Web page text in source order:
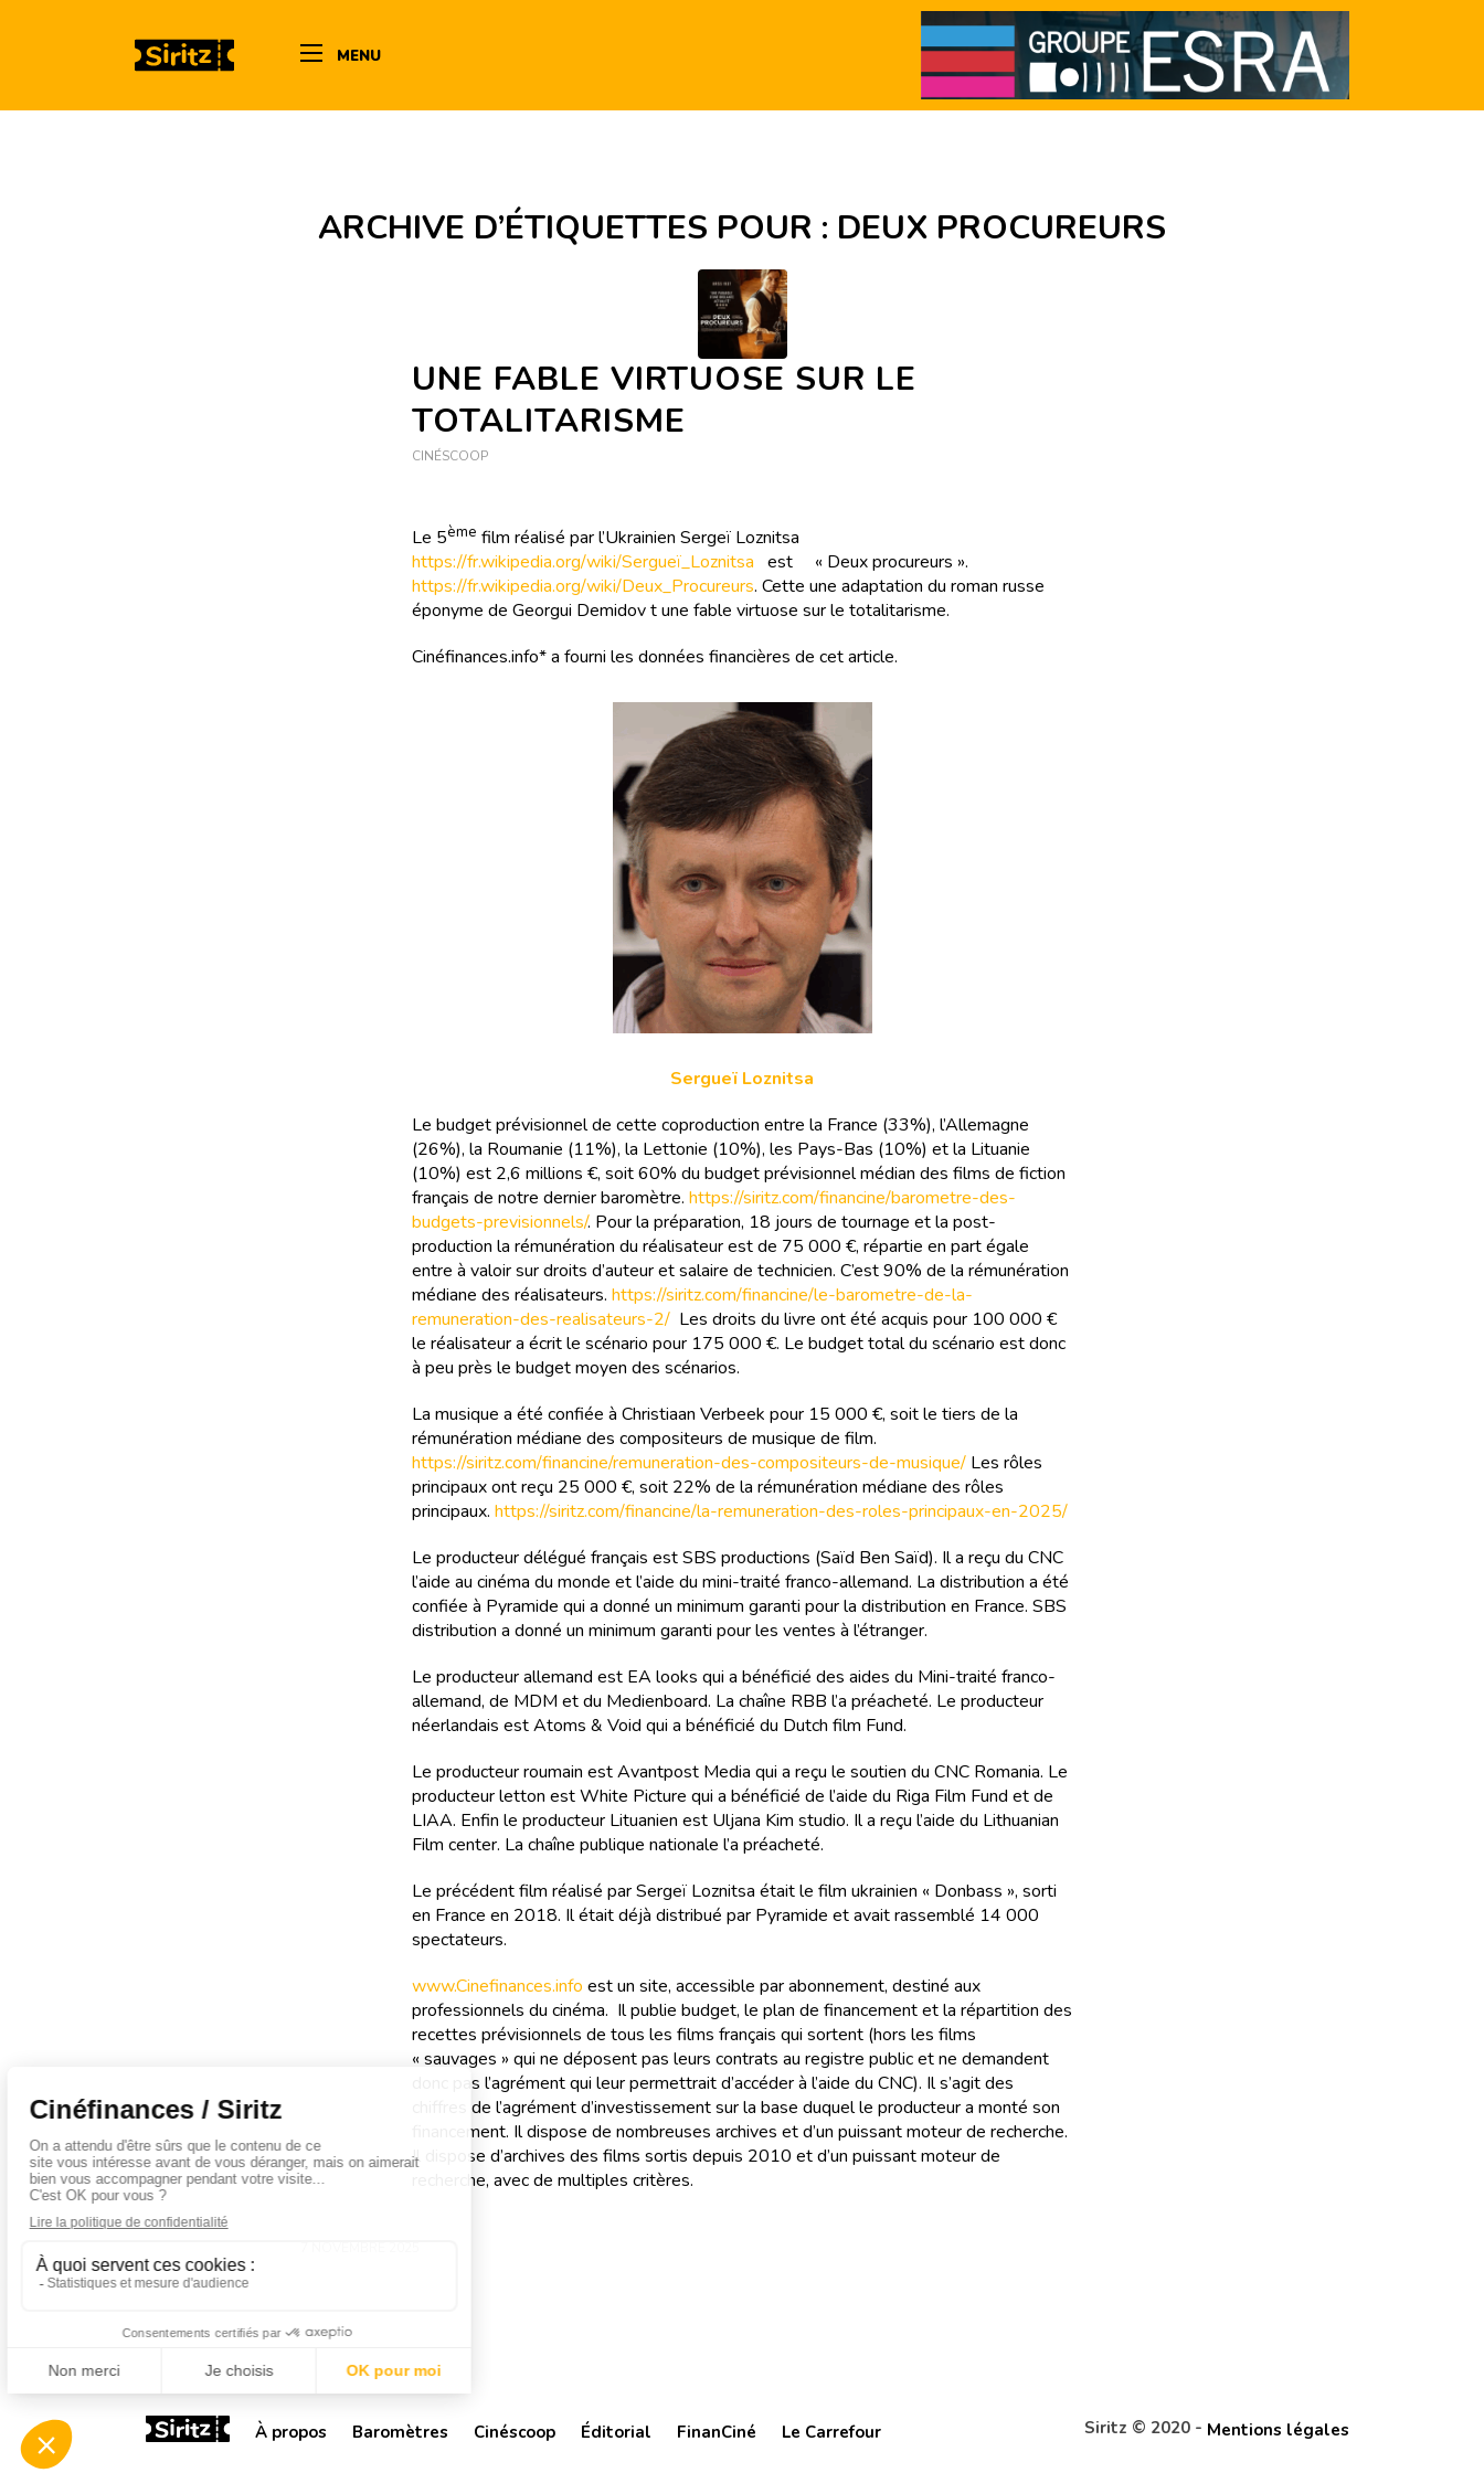
MENU
ARCHIVE D’ÉTIQUETTES POUR : DEUX PROCUREURS
UNE FABLE VIRTUOSE SUR LE
TOTALITARISME
CINÉSCOOP
Le 5ème film réalisé par l’Ukrainien Sergeï Loznitsa
https://fr.wikipedia.org/wiki/Sergueï_Loznitsa est « Deux procureurs ».
https://fr.wikipedia.org/wiki/Deux_Procureurs. Cette une adaptation du roman russe
éponyme de Georgui Demidov t une fable virtuose sur le totalitarisme.
Cinéfinances.info* a fourni les données financières de cet article.
Sergueï Loznitsa
Le budget prévisionnel de cette coproduction entre la France (33%), l’Allemagne
(26%), la Roumanie (11%), la Lettonie (10%), les Pays-Bas (10%) et la Lituanie
(10%) est 2,6 millions €, soit 60% du budget prévisionnel médian des films de fiction
français de notre dernier baromètre. https://siritz.com/financine/barometre-des-
budgets-previsionnels/. Pour la préparation, 18 jours de tournage et la post-
production la rémunération du réalisateur est de 75 000 €, répartie en part égale
entre à valoir sur droits d’auteur et salaire de technicien. C’est 90% de la rémunération
médiane des réalisateurs. https://siritz.com/financine/le-barometre-de-la-
remuneration-des-realisateurs-2/ Les droits du livre ont été acquis pour 100 000 €
le réalisateur a écrit le scénario pour 175 000 €. Le budget total du scénario est donc
à peu près le budget moyen des scénarios.
La musique a été confiée à Christiaan Verbeek pour 15 000 €, soit le tiers de la
rémunération médiane des compositeurs de musique de film.
https://siritz.com/financine/remuneration-des-compositeurs-de-musique/ Les rôles
principaux ont reçu 25 000 €, soit 22% de la rémunération médiane des rôles
principaux. https://siritz.com/financine/la-remuneration-des-roles-principaux-en-2025/
Le producteur délégué français est SBS productions (Saïd Ben Saïd). Il a reçu du CNC
l’aide au cinéma du monde et l’aide du mini-traité franco-allemand. La distribution a été
confiée à Pyramide qui a donné un minimum garanti pour la distribution en France. SBS
distribution a donné un minimum garanti pour les ventes à l’étranger.
Le producteur allemand est EA looks qui a bénéficié des aides du Mini-traité franco-
allemand, de MDM et du Medienboard. La chaîne RBB l’a préacheté. Le producteur
néerlandais est Atoms & Void qui a bénéficié du Dutch film Fund.
Le producteur roumain est Avantpost Media qui a reçu le soutien du CNC Romania. Le
producteur letton est White Picture qui a bénéficié de l’aide du Riga Film Fund et de
LIAA. Enfin le producteur Lituanien est Uljana Kim studio. Il a reçu l’aide du Lithuanian
Film center. La chaîne publique nationale l’a préacheté.
Le précédent film réalisé par Sergeï Loznitsa était le film ukrainien « Donbass », sorti
en France en 2018. Il était déjà distribué par Pyramide et avait rassemblé 14 000
spectateurs.
www.Cinefinances.info est un site, accessible par abonnement, destiné aux
professionnels du cinéma. Il publie budget, le plan de financement et la répartition des
recettes prévisionnels de tous les films français qui sortent (hors les films
« sauvages » qui ne déposent pas leurs contrats au registre public et ne demandent
donc pas l’agrément qui leur permettrait d’accéder à l’aide du CNC). Il s’agit des
chiffres de l’agrément d’investissement sur la base duquel le producteur a monté son
financement. Il dispose de nombreuses archives et d’un puissant moteur de recherche.
Il dispose d’archives des films sortis depuis 2010 et d’un puissant moteur de
recherche, avec de multiples critères.
À propos Baromètres Cinéscoop Éditorial FinanCiné Le Carrefour Siritz © 2020 - Mentions légales